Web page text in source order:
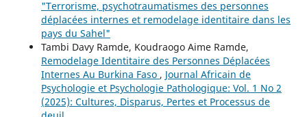
"Terrorisme, psychotraumatismes des personnes
déplacées internes et remodelage identitaire dans les
pays du Sahel"
Tambi Davy Ramde, Koudraogo Aime Ramde,
Remodelage Identitaire des Personnes Déplacées
Internes Au Burkina Faso , Journal Africain de
Psychologie et Psychologie Pathologique: Vol. 1 No 2
(2025): Cultures, Disparus, Pertes et Processus de